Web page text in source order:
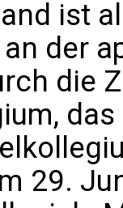
ist
der
die
29.